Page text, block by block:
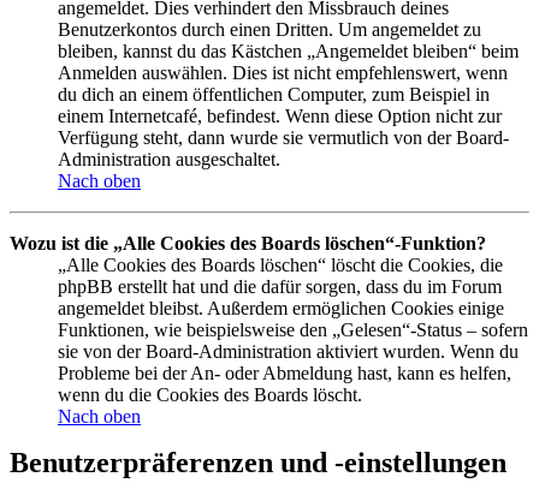
angemeldet. Dies verhindert den Missbrauch deines
Benutzerkontos durch einen Dritten. Um angemeldet zu
bleiben, kannst du das Kästchen „Angemeldet bleiben“ beim
Anmelden auswählen. Dies ist nicht empfehlenswert, wenn
du dich an einem öffentlichen Computer, zum Beispiel in
einem Internetcafé, befindest. Wenn diese Option nicht zur
Verfügung steht, dann wurde sie vermutlich von der Board-
Administration ausgeschaltet.
Nach oben
Wozu ist die „Alle Cookies des Boards löschen“-Funktion?
„Alle Cookies des Boards löschen“ löscht die Cookies, die
phpBB erstellt hat und die dafür sorgen, dass du im Forum
angemeldet bleibst. Außerdem ermöglichen Cookies einige
Funktionen, wie beispielsweise den „Gelesen“-Status – sofern
sie von der Board-Administration aktiviert wurden. Wenn du
Probleme bei der An- oder Abmeldung hast, kann es helfen,
wenn du die Cookies des Boards löscht.
Nach oben
Benutzerpräferenzen und -einstellungen